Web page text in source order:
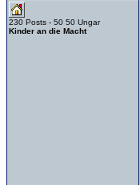
230 Posts - 50 50 Ungar
Kinder an die Macht